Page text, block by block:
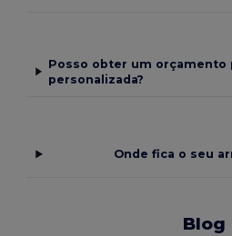
Posso obter um orçamento
personalizada?
Onde fica o seu
Blog